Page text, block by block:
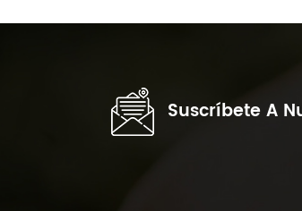
Suscríbete A